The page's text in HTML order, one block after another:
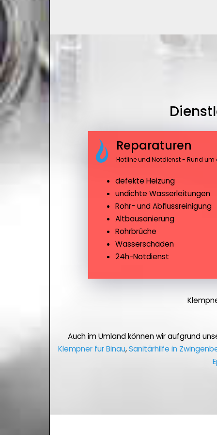
Reparaturen
Hotline und Notdienst - Rund um
defekte Heizung
undichte Wasserleitungen
Rohr- und Abflussreinigung
Altbausanierung
Rohrbrüche
Wasserschäden
24h-Notdienst
Auch im Umland können wir aufgrund
Klempner für Binau,Sanitärhilfe in